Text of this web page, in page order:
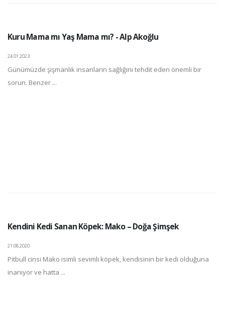
Kuru Mama mı Yaş Mama mı? - Alp Akoğlu
24.01.2023
Günümüzde şişmanlık insanların sağlığını tehdit eden önemli bir
sorun. Benzer ...
Kendini Kedi Sanan Köpek: Mako – Doğa Şimşek
21.08.2020
Pitbull cinsi Mako isimli sevimli köpek, kendisinin bir kedi olduğuna
inanıyor ve hatta ...